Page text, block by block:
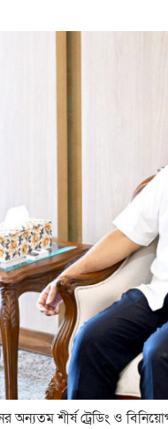
অন্যতম শীর্ষ ট্রেডিং ও